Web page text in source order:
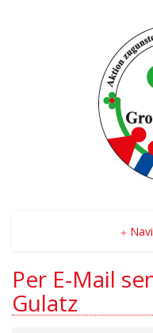
Per E-Mail
Gulatz